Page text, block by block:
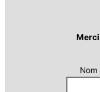
Merci
Nom